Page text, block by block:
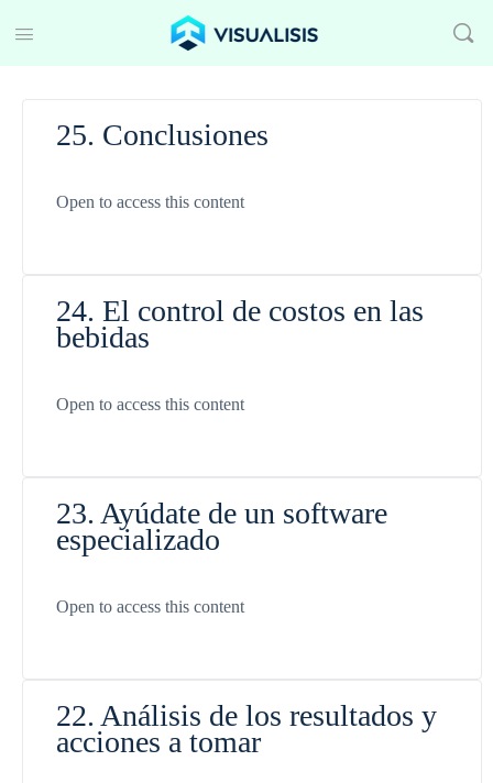
25. Conclusiones
Open to access this content
24. El control de costos en las
bebidas
Open to access this content
23. Ayúdate de un software
especializado
Open to access this content
22. Análisis de los resultados y
acciones a tomar